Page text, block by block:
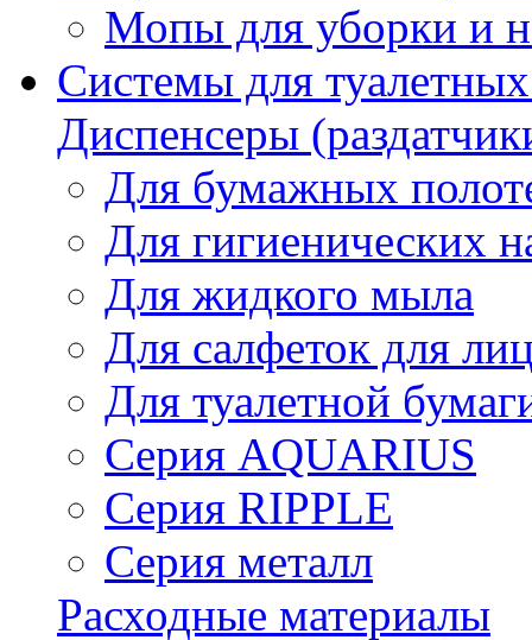
Мопы для уборки и
Системы для
Диспенсеры
Для бумажных
Для гигиенических
Для жидкого мыла
Для салфеток для
Для туалетной
Серия AQUARIUS
Серия RIPPLE
Серия металл
Расходные материалы